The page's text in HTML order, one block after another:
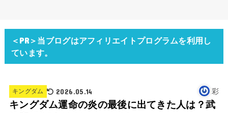
＜PR＞当ブログはアフィリエイトプログラムを利用し
ています。
キングダム 2026.05.14 彩
キングダム運命の炎の最後に出てきた人は？武